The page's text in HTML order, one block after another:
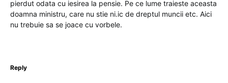
pierdut odata cu iesirea la pensie. Pe ce lume traieste aceasta
doamna ministru, care nu stie ni.ic de dreptul muncii etc. Aici
nu trebuie sa se joace cu vorbele.
Reply